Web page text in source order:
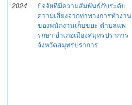
2024
ปัจจัยที่มีความสัมพันธ์กับระดับ
ความเสี่ยงจากท่าทางการทำงาน
ของพนักงานเก็บขยะ ตำบลแพ
รกษา อำเภอเมืองสมุทรปราการ
จังหวัดสมุทรปราการ